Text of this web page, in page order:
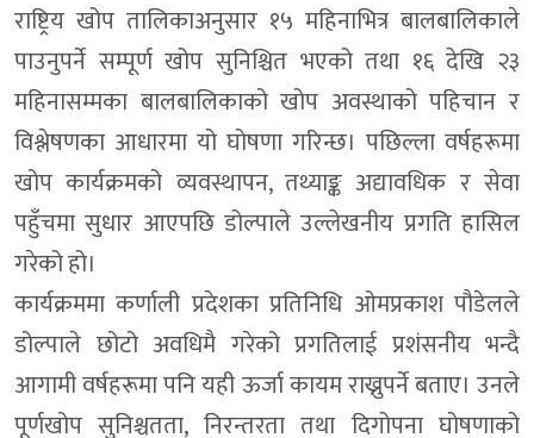
राष्ट्रिय खोप तालिकाअनुसार १५ महिनाभित्र बालबालिकाले
पाउनुपर्ने सम्पूर्ण खोप सुनिश्चित भएको तथा १६ देखि २३
महिनासम्मका बालबालिकाको खोप अवस्थाको पहिचान र
विश्लेषणका आधारमा यो घोषणा गरिन्छ। पछिल्ला वर्षहरूमा
खोप कार्यक्रमको व्यवस्थापन, तथ्याङ्क अद्यावधिक र सेवा
पहुँचमा सुधार आएपछि डोल्पाले उल्लेखनीय प्रगति हासिल
गरेको हो।
कार्यक्रममा कर्णाली प्रदेशका प्रतिनिधि ओमप्रकाश पौडेलले
डोल्पाले छोटो अवधिमै गरेको प्रगतिलाई प्रशंसनीय भन्दै
आगामी वर्षहरूमा पनि यही ऊर्जा कायम राख्नुपर्ने बताए। उनले
पूर्णखोप सुनिश्चतता, निरन्तरता तथा दिगोपना घोषणाको